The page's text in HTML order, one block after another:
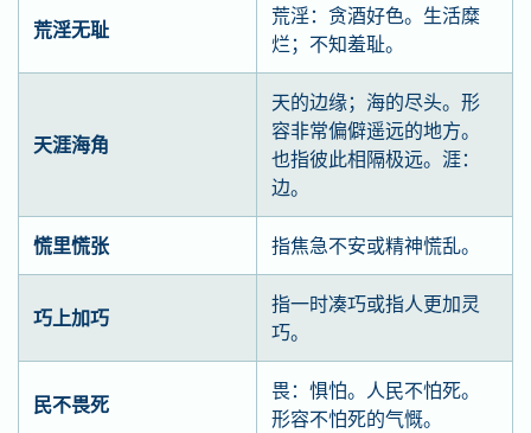
荒淫无耻
荒淫：贪酒好色。生活糜
烂；不知羞耻。
天涯海角
天的边缘；海的尽头。形
容非常偏僻遥远的地方。
也指彼此相隔极远。涯：
边。
慌里慌张 指焦急不安或精神慌乱。
巧上加巧
指一时凑巧或指人更加灵
巧。
民不畏死
畏：惧怕。人民不怕死。
形容不怕死的气慨。